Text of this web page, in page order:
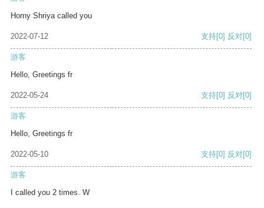
Horny Shriya called you
2022-07-12 支持[0] 反对[0]
游客
Hello, Greetings fr
2022-05-24 支持[0] 反对[0]
游客
Hello, Greetings fr
2022-05-10 支持[0] 反对[0]
游客
I called you 2 times. W